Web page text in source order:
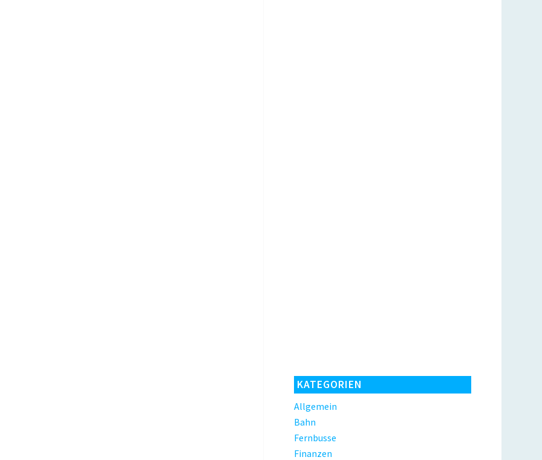
KATEGORIEN
Allgemein
Bahn
Fernbusse
Finanzen